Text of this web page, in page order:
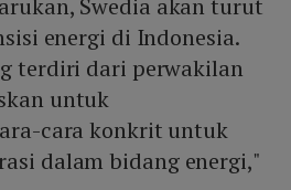
Swedia akan turut
energi di Indonesia.
terdiri dari perwakilan
untuk
cara konkrit untuk
dalam bidang energi,"